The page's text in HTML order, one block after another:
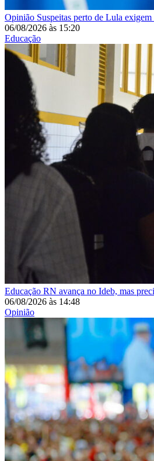
Opinião Suspeitas perto de Lula exigem
06/08/2026 às 15:20
Educação
Educação RN avança no Ideb, mas
06/08/2026 às 14:48
Opinião